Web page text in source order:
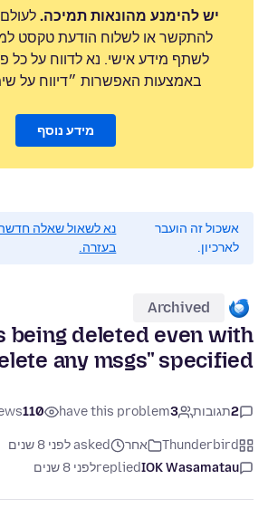
יש להימנע מהונאות תמיכה.
להתקשר או לשלוח הודעת טקסט
לשתף מידע אישי. נא לדווח על כל
באמצעות האפשרות ״דיווח על
מידע נוסף
אשכול זה הועבר
לארכיון.
נא לשאול שאלה
בעזרה.
Archived
being deleted even with
any msgs" specified
2תגובות 3
have this problem
110
Thunderbird אחר
asked לפני 8 שנים
IOK Wasamatau
repliedלפני 8 שנים